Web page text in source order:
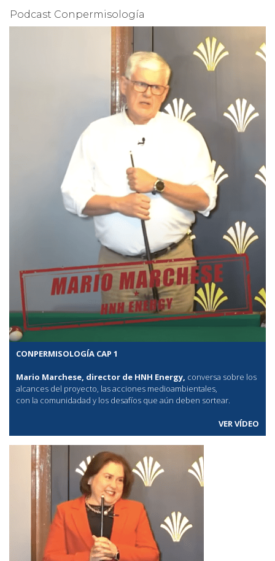
Podcast Conpermisología
CONPERMISOLOGÍA CAP 1
Mario Marchese, director de HNH Energy, conversa sobre los
alcances del proyecto, las acciones medioambientales,
con la comunidadad y los desafíos que aún deben sortear.
VER VÍDEO